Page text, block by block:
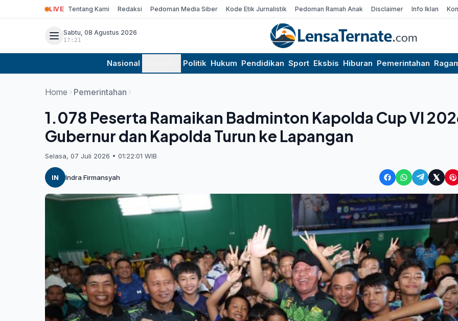
LIVE Tentang Kami Redaksi Pedoman Media Siber Kode Etik Jurnalistik Pedoman Ramah Anak Disclaimer Info Iklan
Sabtu, 08 Agustus 2026
17:21
Nasional Politik Hukum Pendidikan Sport Eksbis Hiburan Pemerintahan
Home Pemerintahan
1.078 Peserta Ramaikan Badminton Kapolda Cup VI
Gubernur dan Kapolda Turun ke Lapangan
Selasa, 07 Juli 2026 • 01:22:01 WIB
IN Indra Firmansyah